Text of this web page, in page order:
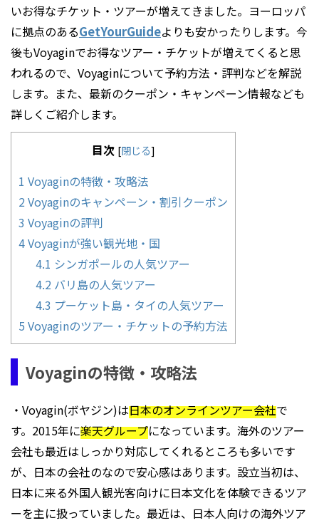
いお得なチケット・ツアーが増えてきました。ヨーロッパ
に拠点のあるGetYourGuideよりも安かったりします。今
後もVoyaginでお得なツアー・チケットが増えてくると思
われるので、Voyaginについて予約方法・評判などを解説
します。また、最新のクーポン・キャンペーン情報なども
詳しくご紹介します。
目次 [閉じる]
1 Voyaginの特徴・攻略法
2Voyaginのキャンペーン・割引クーポン
3 Voyaginの評判
4Voyaginが強い観光地・国
4.1 シンガポールの人気ツアー
4.2 バリ島の人気ツアー
4.3 プーケット島・タイの人気ツアー
5 Voyaginのツアー・チケットの予約方法
Voyaginの特徴・攻略法
・Voyagin(ボヤジン)は日本のオンラインツアー会社で
す。2015年に楽天グループになっています。海外のツアー
会社も最近はしっかり対応してくれるところも多いです
が、日本の会社のなので安心感はあります。設立当初は、
日本に来る外国人観光客向けに日本文化を体験できるツア
ーを主に扱っていました。最近は、日本人向けの海外ツア